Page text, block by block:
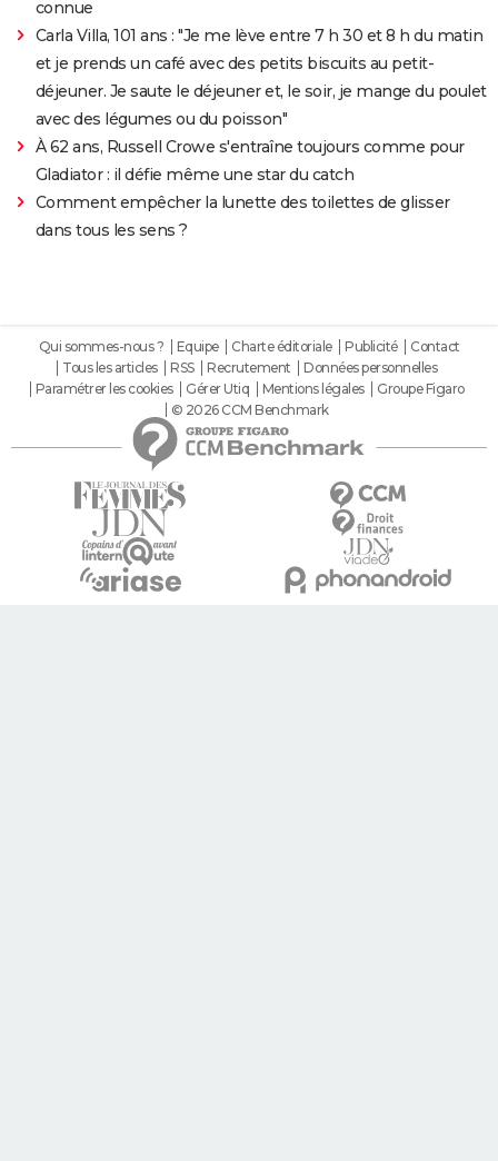
connue
Carla Villa, 101 ans : "Je me lève entre 7 h 30 et 8 h du matin
et je prends un café avec des petits biscuits au petit-
déjeuner. Je saute le déjeuner et, le soir, je mange du poulet
avec des légumes ou du poisson"
À 62 ans, Russell Crowe s'entraîne toujours comme pour
Gladiator : il défie même une star du catch
Comment empêcher la lunette des toilettes de glisser
dans tous les sens ?
Qui sommes-nous ? Equipe Charte éditoriale Publicité
Contact
Tous les articles
RSS Recrutement
Données personnelles
Paramétrer les cookies
Gérer Utiq Mentions légales
Groupe Figaro
© 2026 CCM Benchmark